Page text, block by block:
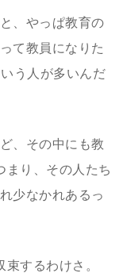
、やっぱ教育の
て教員になりた
う人が多いんだ
、その中にも教
まり、その人たち
少なかれあるっ
するわけさ。